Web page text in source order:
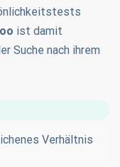
ist damit
Suche nach ihrem
Verhältnis